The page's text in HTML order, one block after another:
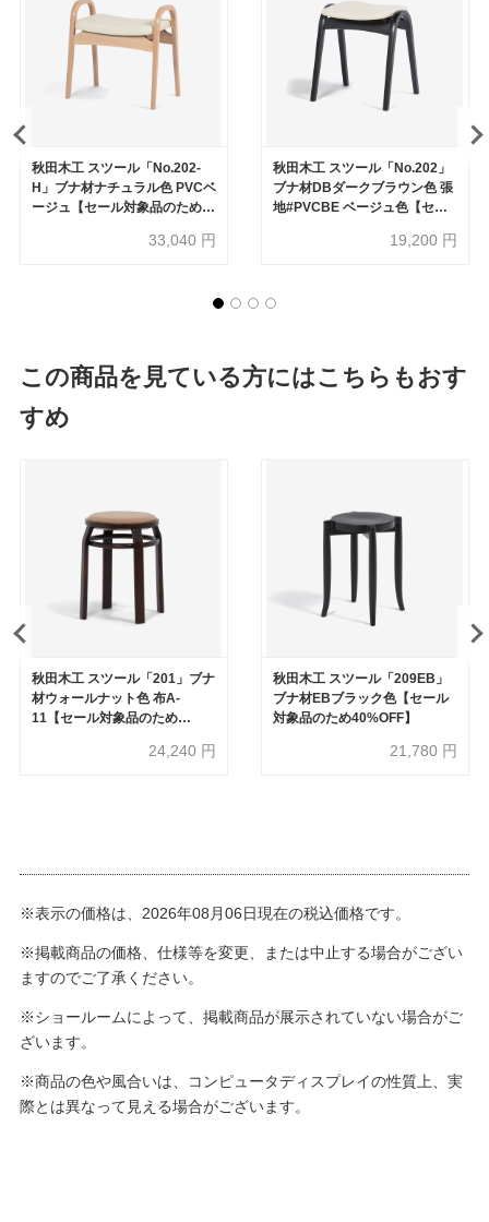
秋田木工 スツール「No.202-
H」ブナ材ナチュラル色 PVCベ
ージュ【セール対象品のため
33,040 円
秋田木工 スツール「No.202」
ブナ材DBダークブラウン色 張
地#PVCBE ベージュ色【セー
19,200 円
この商品を見ている方にはこちらもおす
すめ
秋田木工 スツール「201」ブナ
材ウォールナット色 布A-
11【セール対象品のため
24,240 円
秋田木工 スツール「209EB」
ブナ材EBブラック色【セール
対象品のため40%OFF】
21,780 円
※表示の価格は、2026年08月06日現在の税込価格です。
※掲載商品の価格、仕様等を変更、または中止する場合がござい
ますのでご了承ください。
※ショールームによって、掲載商品が展示されていない場合がご
ざいます。
※商品の色や風合いは、コンピュータディスプレイの性質上、実
際とは異なって見える場合がございます。